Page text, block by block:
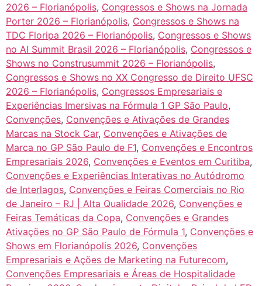
2026 – Florianópolis, Congressos e Shows na Jornada
Porter 2026 – Florianópolis, Congressos e Shows na
TDC Floripa 2026 – Florianópolis, Congressos e Shows
no AI Summit Brasil 2026 – Florianópolis, Congressos e
Shows no Construsummit 2026 – Florianópolis,
Congressos e Shows no XX Congresso de Direito UFSC
2026 – Florianópolis, Congressos Empresariais e
Experiências Imersivas na Fórmula 1 GP São Paulo,
Convenções, Convenções e Ativações de Grandes
Marcas na Stock Car, Convenções e Ativações de
Marca no GP São Paulo de F1, Convenções e Encontros
Empresariais 2026, Convenções e Eventos em Curitiba,
Convenções e Experiências Interativas no Autódromo
de Interlagos, Convenções e Feiras Comerciais no Rio
de Janeiro – RJ | Alta Qualidade 2026, Convenções e
Feiras Temáticas da Copa, Convenções e Grandes
Ativações no GP São Paulo de Fórmula 1, Convenções e
Shows em Florianópolis 2026, Convenções
Empresariais e Ações de Marketing na Futurecom,
Convenções Empresariais e Áreas de Hospitalidade